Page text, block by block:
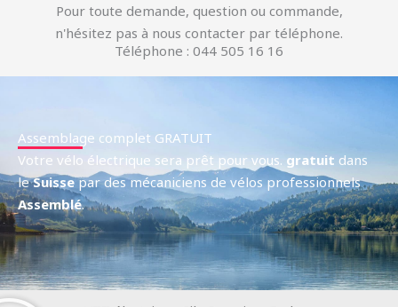
Pour toute demande, question ou commande,
n'hésitez pas à nous contacter par téléphone.
Téléphone : 044 505 16 16
Assemblage complet GRATUIT
Votre vélo électrique sera prêt pour vous. gratuit dans
leSuissepar des mécaniciens de vélos professionnels
Assemblé.